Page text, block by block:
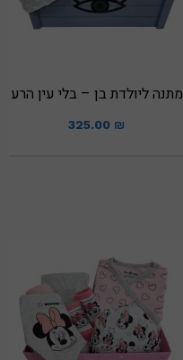
מתנה ליולדת בן – בלי עין הרע
325.00 ₪